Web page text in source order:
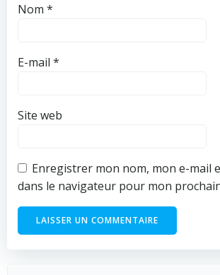
Nom *
E-mail *
Site web
Enregistrer mon nom, mon e-mail
dans le navigateur pour mon